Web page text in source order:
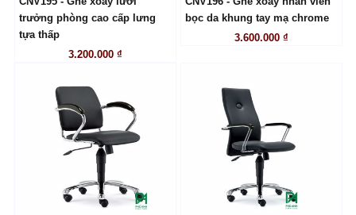
LIÊN HỆ
trưởng phòng cao cấp lưng
tựa thấp
3.200.000 ₫
LIÊN HỆ
bọc da khung tay mạ chrome
3.600.000 ₫